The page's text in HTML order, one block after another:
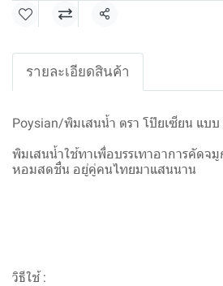
แชร์
รายละเอียดสินค้า
Poysian/พิมเสนน้ำ ตรา โป๊ยเซียน แบ
พิมเสนน้ำใช้ทาเพื่อบรรเทาอาการคัดจ
หอมสดชื่น อยู่คู่คนไทยมาแสนนาน
วิธีใช้ :